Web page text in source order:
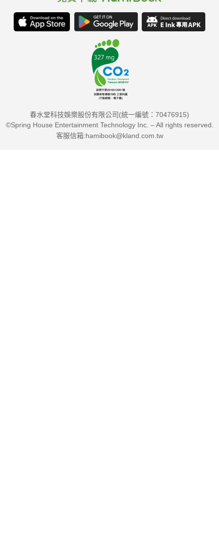
春水堂科技娛樂股份有限公司(統一編號：70476915)
©Spring House Entertainment Technology Inc. – All rights reserved.
客服信箱:hamibook@kland.com.tw